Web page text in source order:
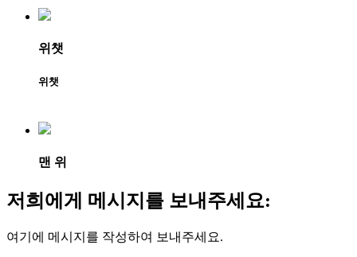
위챗
위챗
맨 위
저희에게 메시지를 보내주세요:
여기에 메시지를 작성하여 보내주세요.